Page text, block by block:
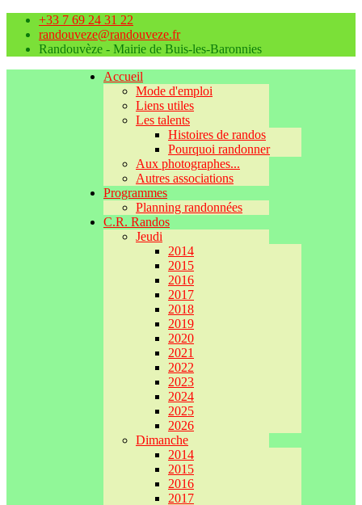
+33 7 69 24 31 22
randouveze@randouveze.fr
Randouvèze - Mairie de Buis-les-Baronnies
Accueil
Mode d'emploi
Liens utiles
Les talents
Histoires de randos
Pourquoi randonner
Aux photographes...
Autres associations
Programmes
Planning randonnées
C.R. Randos
Jeudi
2014
2015
2016
2017
2018
2019
2020
2021
2022
2023
2024
2025
2026
Dimanche
2014
2015
2016
2017